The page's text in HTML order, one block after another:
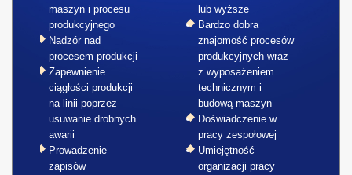
maszyn i procesu
produkcyjnego
Nadzór nad
procesem produkcji
Zapewnienie
ciągłości produkcji
na linii poprzez
usuwanie drobnych
awarii
Prowadzenie
zapisów
lub wyższe
Bardzo dobra
znajomość procesów
produkcyjnych wraz
z wyposażeniem
technicznym i
budową maszyn
Doświadczenie w
pracy zespołowej
Umiejętność
organizacji pracy